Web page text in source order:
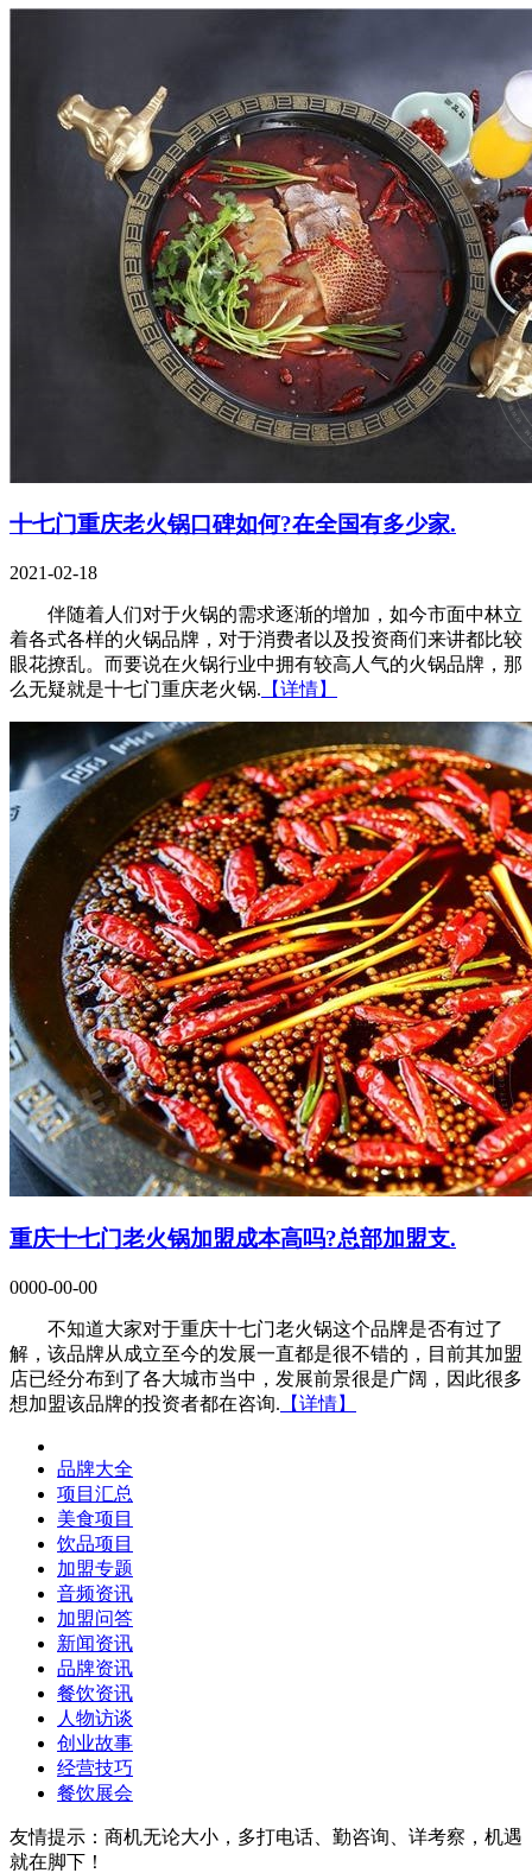
十七门重庆老火锅口碑如何?在全国有多少家.
2021-02-18
伴随着人们对于火锅的需求逐渐的增加，如今市面中林立
着各式各样的火锅品牌，对于消费者以及投资商们来讲都比较
眼花撩乱。而要说在火锅行业中拥有较高人气的火锅品牌，那
么无疑就是十七门重庆老火锅. 【详情】
重庆十七门老火锅加盟成本高吗?总部加盟支.
0000-00-00
不知道大家对于重庆十七门老火锅这个品牌是否有过了
解，该品牌从成立至今的发展一直都是很不错的，目前其加盟
店已经分布到了各大城市当中，发展前景很是广阔，因此很多
想加盟该品牌的投资者都在咨询. 【详情】
品牌大全
项目汇总
美食项目
饮品项目
加盟专题
音频资讯
加盟问答
新闻资讯
品牌资讯
餐饮资讯
人物访谈
创业故事
经营技巧
餐饮展会
友情提示：商机无论大小，多打电话、勤咨询、详考察，机遇
就在脚下！